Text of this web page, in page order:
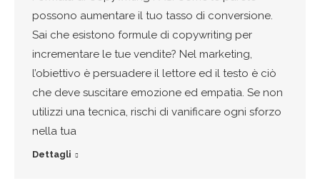
possono aumentare il tuo tasso di conversione.
Sai che esistono formule di copywriting per
incrementare le tue vendite? Nel marketing,
l’obiettivo è persuadere il lettore ed il testo è ciò
che deve suscitare emozione ed empatia. Se non
utilizzi una tecnica, rischi di vanificare ogni sforzo
nella tua
Dettagli